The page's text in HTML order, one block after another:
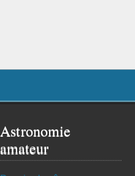
Astronomie
amateur